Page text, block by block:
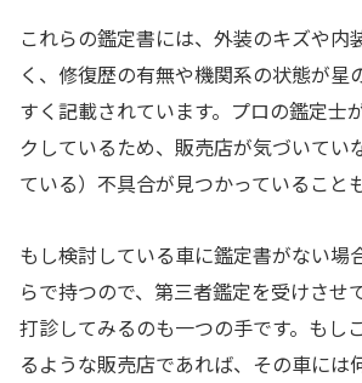
これらの鑑定書には、外装のキズや内
く、修復歴の有無や機関系の状態が星
すく記載されています。プロの鑑定士
クしているため、販売店が気づいてい
ている）不具合が見つかっていること
もし検討している車に鑑定書がない場
らで持つので、第三者鑑定を受けさせ
打診してみるのも一つの手です。もし
るような販売店であれば、その車には